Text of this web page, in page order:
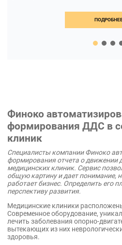
Финоко
формирования ДДС в
клиник
Специалисты компании Финоко
формирования отчета о движении
медицинских клиник. Сервис
общую картину и дает понимание,
работает бизнес. Определить его
перспективу развития.
Медицинские клиники
Современное оборудование,
лечить заболевания опорно-
вытекающих из них
здоровья.